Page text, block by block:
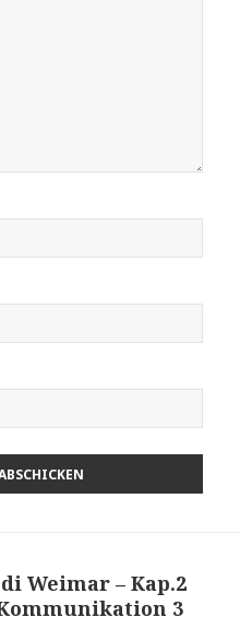
Weimar – Kap.2
3